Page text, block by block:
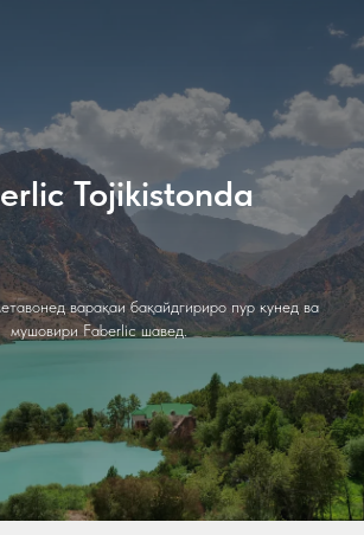
Tojikistonda
варақаи бақайдгириро пур кунед ва
мушовири Faberlic шавед.